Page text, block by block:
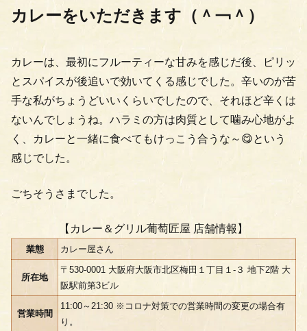
カレーをいただきます（＾￢＾）
カレーは、最初にフルーティーな甘みを感じだ後、ピリッ
とスパイスが後追いで効いてくる感じでした。辛いのが苦
手な私がちょうどいいくらいでしたので、それほど辛くは
ないんでしょうね。ハラミの方は肉質として噛み心地がよ
く、カレーと一緒に食べてもけっこう合うな～😋という
感じでした。
ごちそうさまでした。
【カレー＆グリル葡萄匠屋 店舗情報】
業態 カレー屋さん
所在地
〒530-0001 大阪府大阪市北区梅田１丁目１-３ 地下2階 大
阪駅前第3ビル
営業時間
11:00～21:30 ※コロナ対策での営業時間の変更の場合有
り。